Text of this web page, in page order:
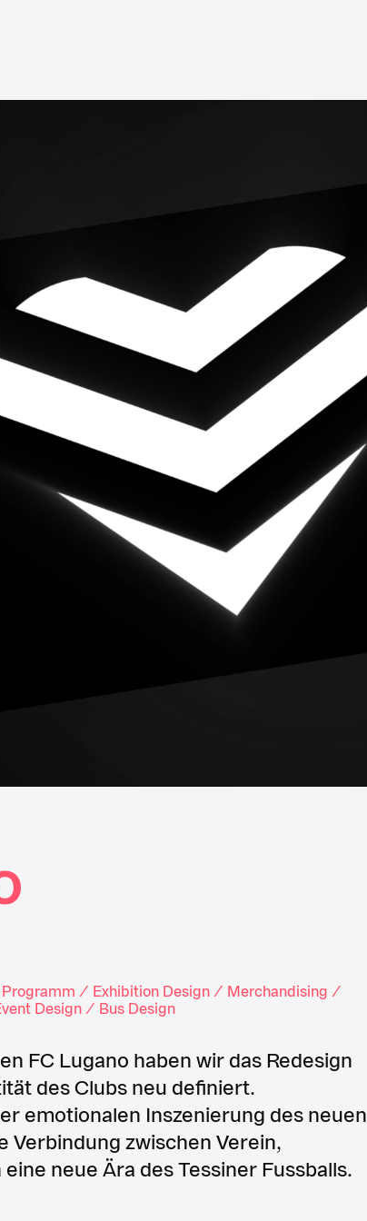
/ Exhibition Design / Merchandising /
Design / Bus Design
FC Lugano haben wir das Redesign
des Clubs neu definiert.
emotionalen Inszenierung des neuen
Verbindung zwischen Verein,
neue Ära des Tessiner Fussballs.